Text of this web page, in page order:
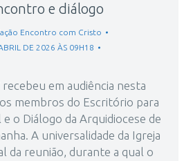
e diálogo
Encontro com Cristo
DE 2026 ÀS 09H18
recebeu em audiência nesta
membros do Escritório para
e o Diálogo da Arquidiocese de
A universalidade da Igreja
da reunião, durante a qual o